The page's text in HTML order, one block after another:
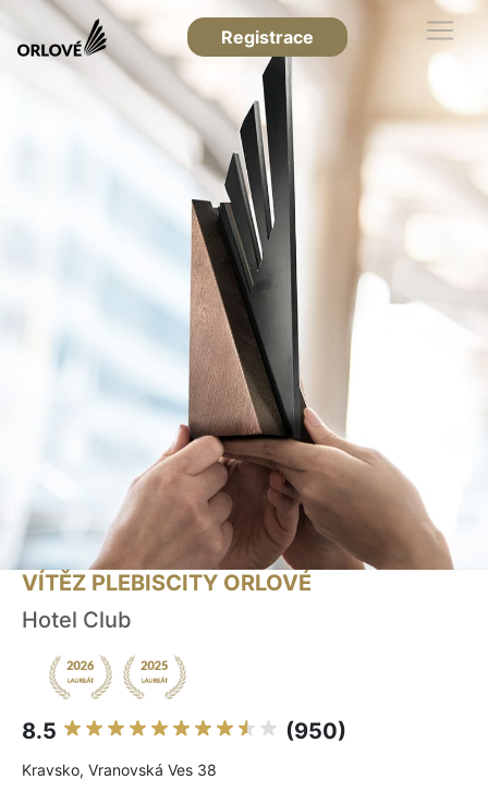
Registrace
VÍTĚZ PLEBISCITY ORLOVÉ
Hotel Club
8.5 (950)
Kravsko, Vranovská Ves 38